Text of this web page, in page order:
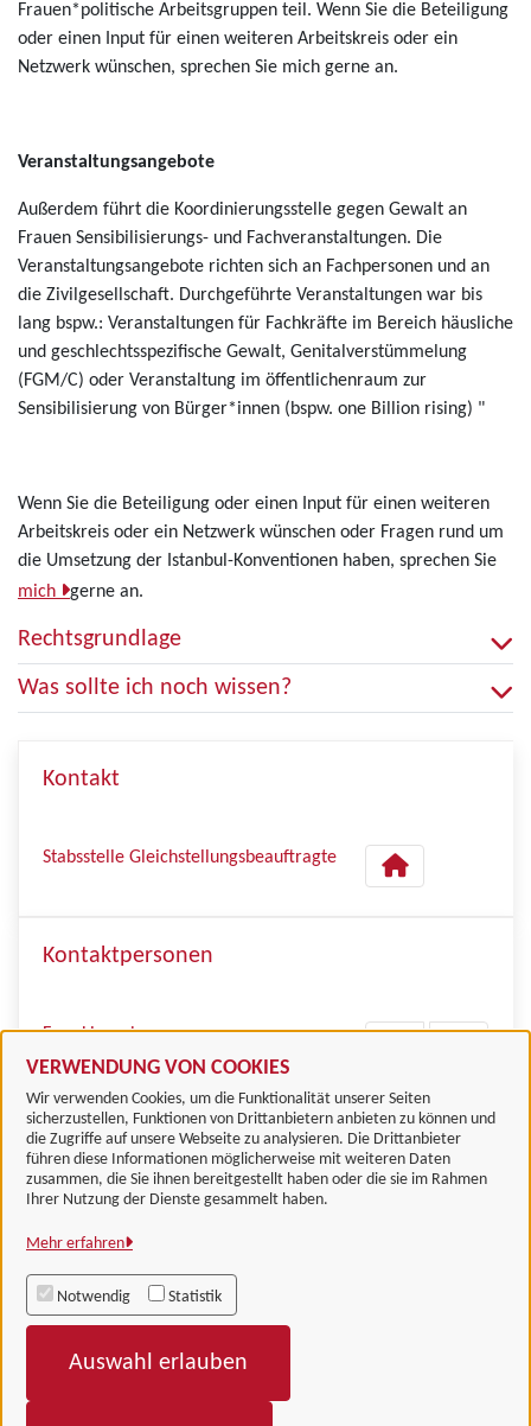
VERWENDUNG VON COOKIES
Wir verwenden Cookies, um die Funktionalität unserer Seiten
sicherzustellen, Funktionen von Drittanbietern anbieten zu können und
die Zugriffe auf unsere Webseite zu analysieren. Die Drittanbieter
führen diese Informationen möglicherweise mit weiteren Daten
zusammen, die Sie ihnen bereitgestellt haben oder die sie im Rahmen
Ihrer Nutzung der Dienste gesammelt haben.
Mehr erfahren
Notwendig Statistik
Auswahl erlauben
Frauen*politische Arbeitsgruppen teil. Wenn Sie die Beteiligung
oder einen Input für einen weiteren Arbeitskreis oder ein
Netzwerk wünschen, sprechen Sie mich gerne an.
Veranstaltungsangebote
Außerdem führt die Koordinierungsstelle gegen Gewalt an
Frauen Sensibilisierungs- und Fachveranstaltungen. Die
Veranstaltungsangebote richten sich an Fachpersonen und an
die Zivilgesellschaft. Durchgeführte Veranstaltungen war bis
lang bspw.: Veranstaltungen für Fachkräfte im Bereich häusliche
und geschlechtsspezifische Gewalt, Genitalverstümmelung
(FGM/C) oder Veranstaltung im öffentlichenraum zur
Sensibilisierung von Bürger*innen (bspw. one Billion rising) "
Wenn Sie die Beteiligung oder einen Input für einen weiteren
Arbeitskreis oder ein Netzwerk wünschen oder Fragen rund um
die Umsetzung der Istanbul-Konventionen haben, sprechen Sie
mich
gerne an.
Rechtsgrundlage
Was sollte ich noch wissen?
Kontakt
Stabsstelle Gleichstellungsbeauftragte
Kontaktpersonen
Frau Liesenberg
Landkreis Göttingen
Alle Rechte vorbehalten